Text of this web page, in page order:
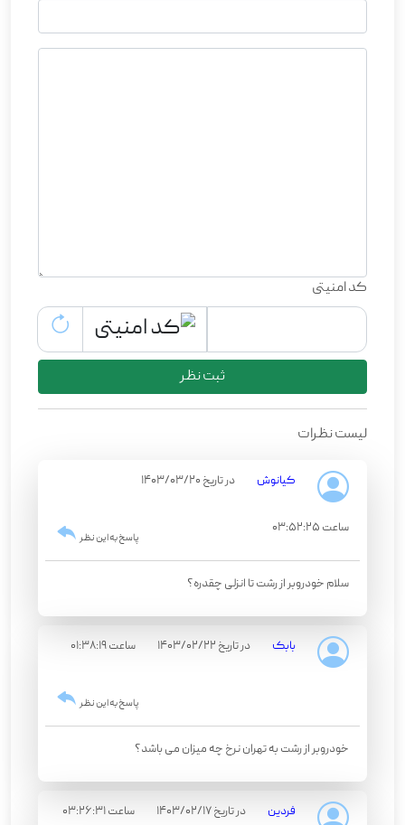
کد امنیتی
ثبت نظر
لیست نظرات
کیانوش در تاریخ 1403/03/20
ساعت 03:52:25
پاسخ به این نظر
سلام خودروبر از رشت تا انزلی چقدره؟
بابک در تاریخ 1403/02/22 ساعت 01:38:19
پاسخ به این نظر
خودروبر از رشت به تهران نرخ چه میزان می باشد؟
فردین در تاریخ 1403/02/17 ساعت 03:26:31